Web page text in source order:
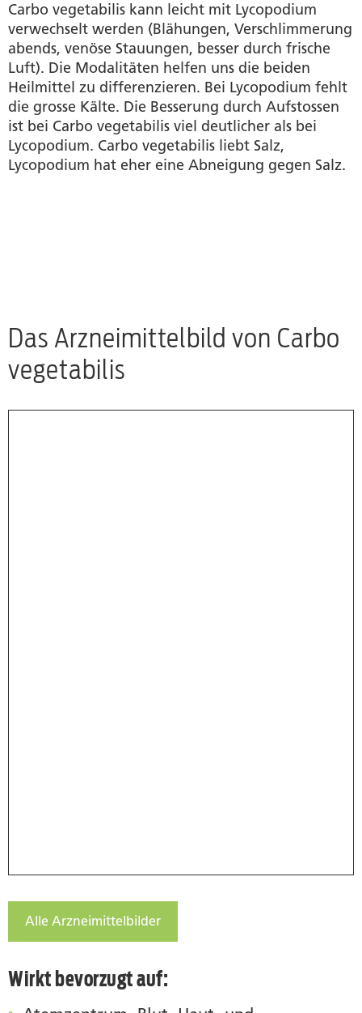
Carbo vegetabilis kann leicht mit Lycopodium
verwechselt werden (Blähungen, Verschlimmerung
abends, venöse Stauungen, besser durch frische
Luft). Die Modalitäten helfen uns die beiden
Heilmittel zu differenzieren. Bei Lycopodium fehlt
die grosse Kälte. Die Besserung durch Aufstossen
ist bei Carbo vegetabilis viel deutlicher als bei
Lycopodium. Carbo vegetabilis liebt Salz,
Lycopodium hat eher eine Abneigung gegen Salz.
Das Arzneimittelbild von Carbo
vegetabilis
Alle Arzneimittelbilder
Wirkt bevorzugt auf: